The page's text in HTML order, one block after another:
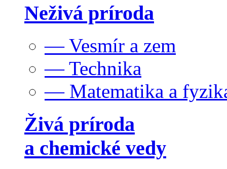
Neživá príroda
— Vesmír a zem
— Technika
— Matematika a
Živá príroda
a chemické vedy